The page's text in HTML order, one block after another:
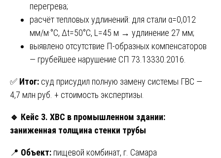
перегрева;
расчёт тепловых удлинений: для стали α=0,012
мм/м·°C, Δt=50°C, L=45 м → удлинение 27 мм;
выявлено отсутствие П-образных компенсаторов
— грубейшее нарушение СП 73.13330.2016.
✅ Итог: суд присудил полную замену системы ГВС —
4,7 млн руб. + стоимость экспертизы.
🔹 Кейс 3. ХВС в промышленном здании:
заниженная толщина стенки трубы
📍 Объект: пищевой комбинат, г. Самара